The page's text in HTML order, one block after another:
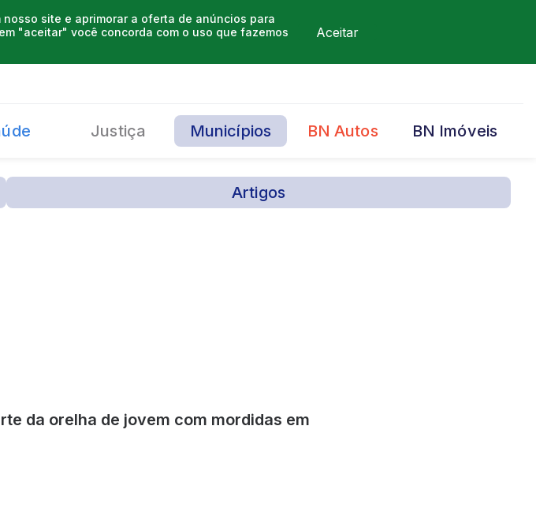
site e aprimorar a oferta de anúncios para
"aceitar" você concorda com o uso que fazemos
Aceitar
Justiça Municípios BN Autos BN Imóveis
Artigos
da orelha de jovem com mordidas em